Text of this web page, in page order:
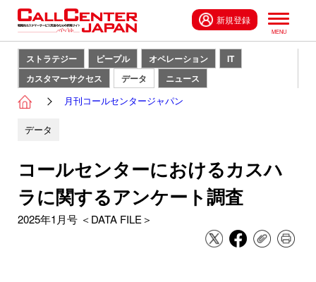
新規登録
ストラテジー ピープル オペレーション
IT
カスタマーサクセス
データ ニュース
月刊コールセンタージャパン
データ
コールセンターにおけるカスハ
ラに関するアンケート調査
2025年1月号 ＜DATA FILE＞